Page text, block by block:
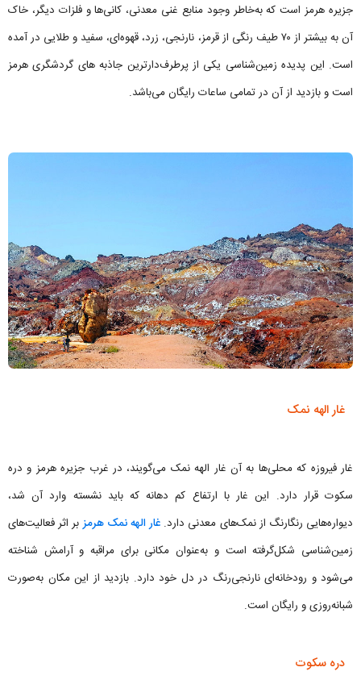
جزیره هرمز است که به‌خاطر وجود منابع غنی معدنی، کانی‌ها و فلزات دیگر، خاک
آن به بیشتر از ۷۰ طیف رنگی از قرمز، نارنجی، زرد، قهوه‌ای، سفید و طلایی در آمده
است. این پدیده زمین‌شناسی یکی از پرطرف‌دارترین جاذبه های گردشگری هرمز
است و بازدید از آن در تمامی ساعات رایگان می‌باشد.
غار الهه نمک
غار فیروزه که محلی‌ها به آن غار الهه نمک می‌گویند، در غرب جزیره هرمز و دره
سکوت قرار دارد. این غار با ارتفاع کم دهانه که باید نشسته وارد آن شد،
دیواره‌هایی رنگارنگ از نمک‌های معدنی دارد. غار الهه نمک هرمزبر اثر فعالیت‌های
زمین‌شناسی شکل‌گرفته است و به‌عنوان مکانی برای مراقبه و آرامش شناخته
می‌شود و رودخانه‌ای نارنجی‌رنگ در دل خود دارد. بازدید از این مکان به‌صورت
شبانه‌روزی و رایگان است.
دره سکوت